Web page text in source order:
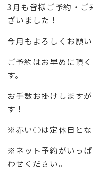
3月も皆様ご予約・ご
ざいました！
今月もよろしくお願い
ご予約はお早めに頂
す。
お手数お掛けします
す！
※赤い○は定休日とな
※ネット予約がいっ
わせください。